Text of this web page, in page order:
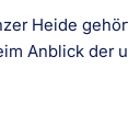
Heide
Anblick der